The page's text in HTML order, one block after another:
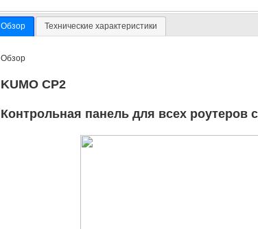
Обзор Технические характеристики
Обзор
KUMO CP2
Контрольная панель для всех роутеров